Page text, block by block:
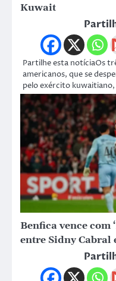
Kuwait
Partilhe esta notíciaOs
americanos, que se
pelo exército
Benfica vence com
entre Sidny Cabral